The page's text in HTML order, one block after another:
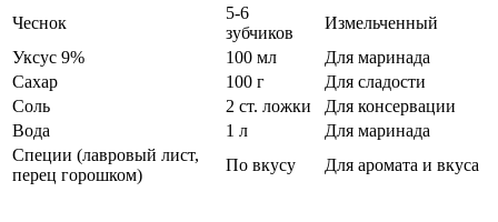
Чеснок
5-6
зубчиков
Измельченный
Уксус 9%
100 мл
Для маринада
Сахар
100 г
Для сладости
Соль
2 ст. ложки
Для консервации
Вода
1 л
Для маринада
Специи (лавровый лист,
перец горошком)
По вкусу Для аромата и вкуса